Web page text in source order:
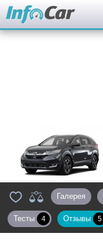
Галерея
Тесты 4 Отзывы 5